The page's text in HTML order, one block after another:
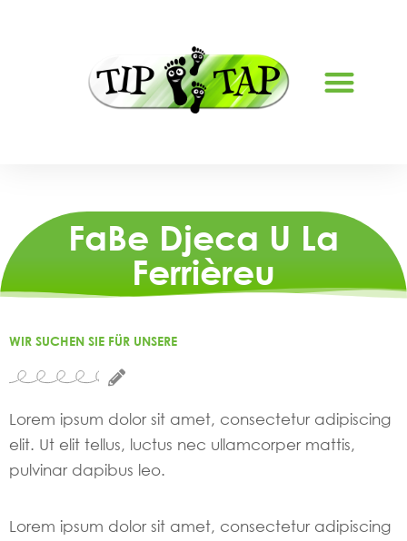
FaBe Djeca U La
Ferrièreu
WIR SUCHEN SIE FÜR UNSERE
Lorem ipsum dolor sit amet, consectetur adipiscing
elit. Ut elit tellus, luctus nec ullamcorper mattis,
pulvinar dapibus leo.
Lorem ipsum dolor sit amet, consectetur adipiscing